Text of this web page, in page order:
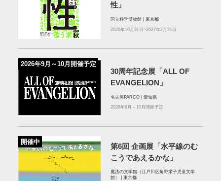
性」
国立科学博物館 | 東京都
2026年10月31日~2027年2月21日
2026年9月～10月開催予定
30周年記念展「ALL OF
EVANGELION」
名古屋PARCO | 愛知県
2026年9月～10月開催予定
開催中
第6回 企画展「水平線のむ
こうであえるかな」
魔法の文学館（江戸川区角野栄子児童文学
館） | 東京都